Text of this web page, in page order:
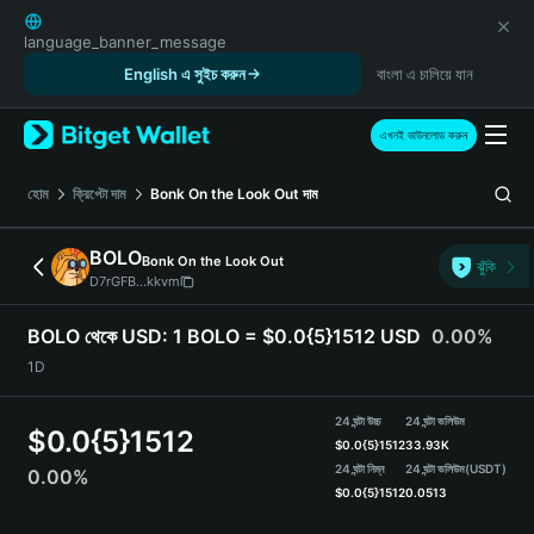
English
日本語
Русский
Español (Latinoamérica)
Türkçe
Italiano
Deutsch
简体中文
繁體中文
Português (Portugal)
Bahasa Indonesia
Español
language_banner_message
English এ সুইচ করুন
বাংলা এ চালিয়ে যান
এখনই ডাউনলোড করুন
হোম ক্রিপ্টো দাম Bonk On the Look Out দাম
BOLOBonk On the Look Out
D7rGFB...kkvm
ঝুঁকি
BOLO থেকে USD: 1 BOLO = $0.0{5}1512 USD 0.00%
1D
$0.0{5}1512
0.00%
24 ঘন্টা উচ্চ
$0.0{5}1512
24 ঘন্টা নিম্ন
$0.0{5}1512
24 ঘন্টা ভলিউম
33.93K
24 ঘন্টা ভলিউম(USDT)
0.0513